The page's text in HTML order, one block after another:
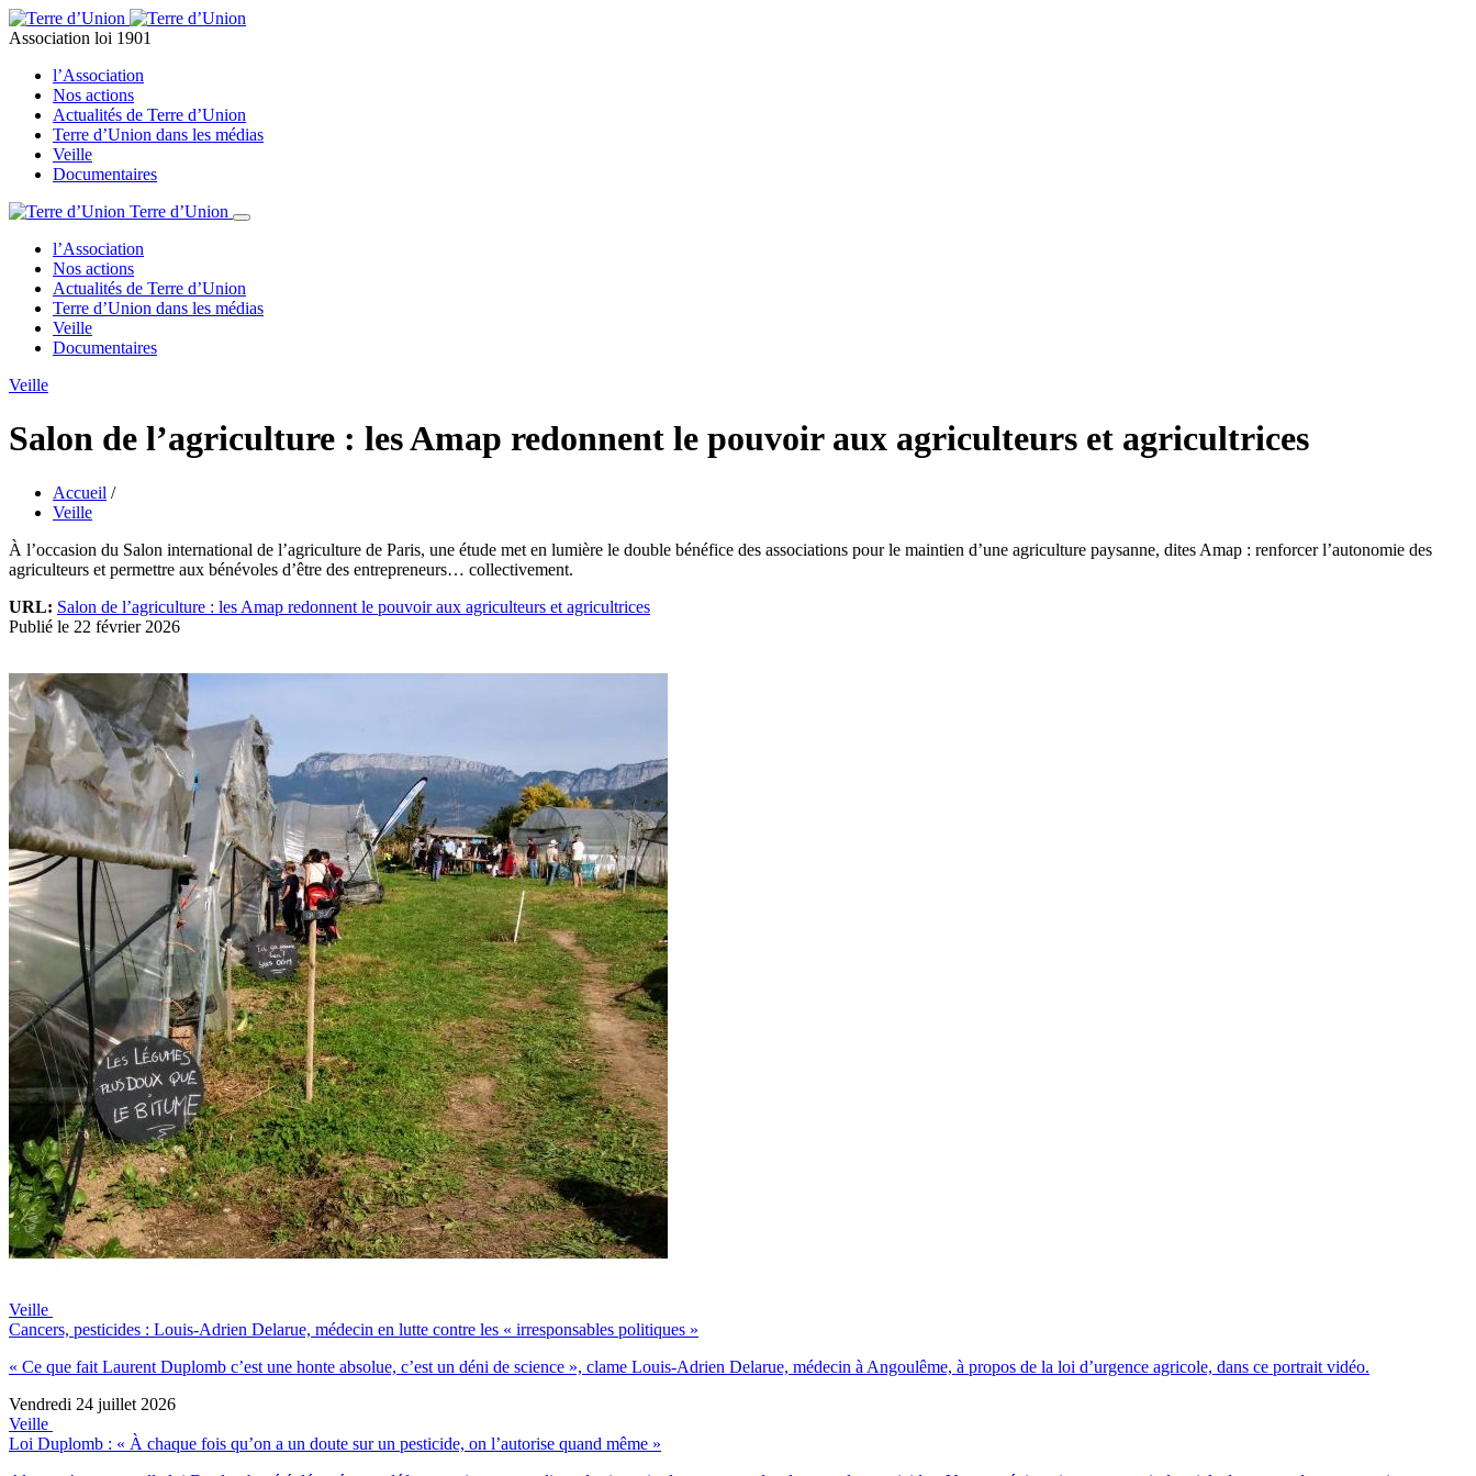
Association loi 1901
l’Association
Nos actions
Actualités de Terre d’Union
Terre d’Union dans les médias
Veille
Documentaires
Terre d’Union
l’Association
Nos actions
Actualités de Terre d’Union
Terre d’Union dans les médias
Veille
Documentaires
Veille
Salon de l’agriculture : les Amap redonnent le pouvoir aux agriculteurs et agricultrices
Accueil /
Veille
À l’occasion du Salon international de l’agriculture de Paris, une étude met en lumière le double bénéfice des associations pour le maintien d’une agriculture paysanne, dites Amap : renforcer l’autonomie des
agriculteurs et permettre aux bénévoles d’être des entrepreneurs… collectivement.
URL: Salon de l’agriculture : les Amap redonnent le pouvoir aux agriculteurs et agricultrices
Publié le 22 février 2026
Veille
Cancers, pesticides : Louis-Adrien Delarue, médecin en lutte contre les « irresponsables politiques »
« Ce que fait Laurent Duplomb c’est une honte absolue, c’est un déni de science », clame Louis-Adrien Delarue, médecin à Angoulême, à propos de la loi d’urgence agricole, dans ce portrait vidéo.
Vendredi 24 juillet 2026
Veille
Loi Duplomb : « À chaque fois qu’on a un doute sur un pesticide, on l’autorise quand même »